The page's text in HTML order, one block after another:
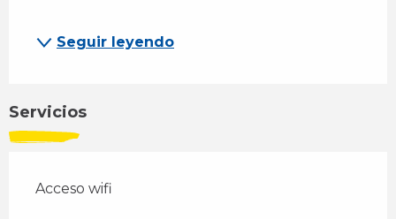
Seguir leyendo
Servicios
Acceso wifi